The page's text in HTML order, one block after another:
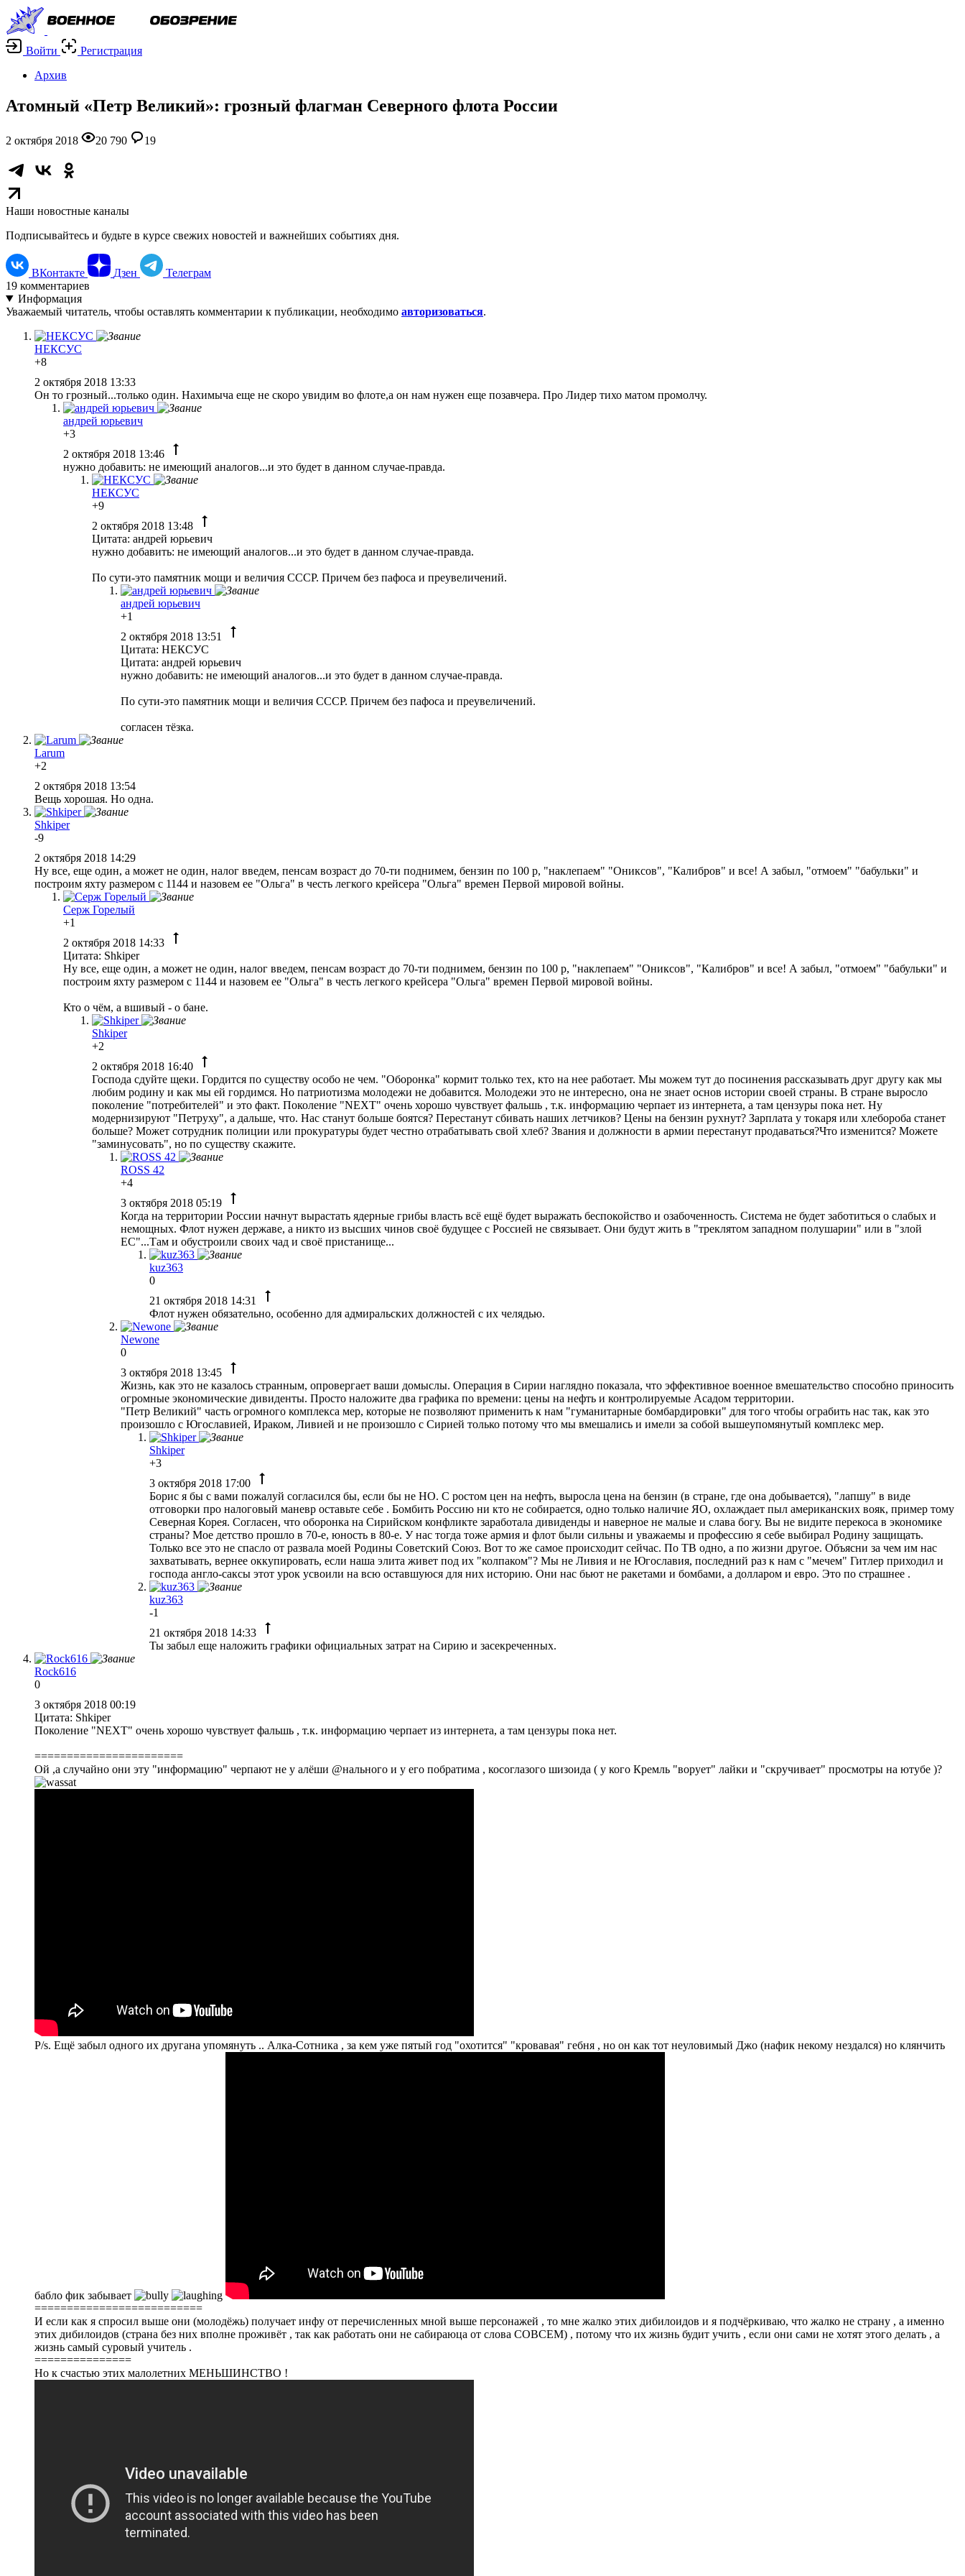
Войти
Регистрация
Архив
Атомный «Петр Великий»: грозный флагман Северного флота России
2 октября 2018 20 790 19
Наши новостные каналы
Подписывайтесь и будьте в курсе свежих новостей и важнейших событиях дня.
ВКонтакте Дзен
Телеграм
19 комментариев
Информация
Уважаемый читатель, чтобы оставлять комментарии к публикации, необходимо авторизоваться.
НЕКСУС
+8
2 октября 2018 13:33
Он то грозный...только один. Нахимыча еще не скоро увидим во флоте,а он нам нужен еще позавчера. Про Лидер тихо матом промолчу.
андрей юрьевич
+3
2 октября 2018 13:46
нужно добавить: не имеющий аналогов...и это будет в данном случае-правда.
НЕКСУС
+9
2 октября 2018 13:48
Цитата: андрей юрьевич
нужно добавить: не имеющий аналогов...и это будет в данном случае-правда.
По сути-это памятник мощи и величия СССР. Причем без пафоса и преувеличений.
андрей юрьевич
+1
2 октября 2018 13:51
Цитата: НЕКСУС
Цитата: андрей юрьевич
нужно добавить: не имеющий аналогов...и это будет в данном случае-правда.
По сути-это памятник мощи и величия СССР. Причем без пафоса и преувеличений.
согласен тёзка.
Larum
+2
2 октября 2018 13:54
Вещь хорошая. Но одна.
Shkiper
-9
2 октября 2018 14:29
Ну все, еще один, а может не один, налог введем, пенсам возраст до 70-ти поднимем, бензин по 100 р, "наклепаем" "Ониксов", "Калибров" и все! А забыл, "отмоем" "бабульки" и
построим яхту размером с 1144 и назовем ее "Ольга" в честь легкого крейсера "Ольга" времен Первой мировой войны.
Серж Горелый
+1
2 октября 2018 14:33
Цитата: Shkiper
Ну все, еще один, а может не один, налог введем, пенсам возраст до 70-ти поднимем, бензин по 100 р, "наклепаем" "Ониксов", "Калибров" и все! А забыл, "отмоем" "бабульки" и
построим яхту размером с 1144 и назовем ее "Ольга" в честь легкого крейсера "Ольга" времен Первой мировой войны.
Кто о чём, а вшивый - о бане.
Shkiper
+2
2 октября 2018 16:40
Господа сдуйте щеки. Гордится по существу особо не чем. "Оборонка" кормит только тех, кто на нее работает. Мы можем тут до посинения рассказывать друг другу как мы
любим родину и как мы ей гордимся. Но патриотизма молодежи не добавится. Молодежи это не интересно, она не знает основ истории своей страны. В стране выросло
поколение "потребителей" и это факт. Поколение "NEXT" очень хорошо чувствует фальшь , т.к. информацию черпает из интернета, а там цензуры пока нет. Ну
модернизируют "Петруху", а дальше, что. Нас станут больше боятся? Перестанут сбивать наших летчиков? Цены на бензин рухнут? Зарплата у токаря или хлебороба станет
больше? Может сотрудник полиции или прокуратуры будет честно отрабатывать свой хлеб? Звания и должности в армии перестанут продаваться?Что изменится? Можете
"заминусовать", но по существу скажите.
ROSS 42
+4
3 октября 2018 05:19
Когда на территории России начнут вырастать ядерные грибы власть всё ещё будет выражать беспокойство и озабоченность. Система не будет заботиться о слабых и
немощных. Флот нужен державе, а никто из высших чинов своё будущее с Россией не связывает. Они будут жить в "треклятом западном полушарии" или в "злой
ЕС"...Там и обустроили своих чад и своё пристанище...
kuz363
0
21 октября 2018 14:31
Флот нужен обязательно, особенно для адмиральских должностей с их челядью.
Newone
0
3 октября 2018 13:45
Жизнь, как это не казалось странным, опровергает ваши домыслы. Операция в Сирии наглядно показала, что эффективное военное вмешательство способно приносить
огромные экономические дивиденты. Просто наложите два графика по времени: цены на нефть и контролируемые Асадом территории.
"Петр Великий" часть огромного комплекса мер, которые не позволяют применить к нам "гуманитарные бомбардировки" для того чтобы ограбить нас так, как это
произошло с Югославией, Ираком, Ливией и не произошло с Сирией только потому что мы вмешались и имели за собой вышеупомянутый комплекс мер.
Shkiper
+3
3 октября 2018 17:00
Борис я бы с вами пожалуй согласился бы, если бы не НО. С ростом цен на нефть, выросла цена на бензин (в стране, где она добывается), "лапшу" в виде
отговорки про налоговый маневр оставьте себе . Бомбить Россию ни кто не собирается, одно только наличие ЯО, охлаждает пыл американских вояк, пример тому
Северная Корея. Согласен, что оборонка на Сирийском конфликте заработала дивиденды и наверное не малые и слава богу. Вы не видите перекоса в экономике
страны? Мое детство прошло в 70-е, юность в 80-е. У нас тогда тоже армия и флот были сильны и уважаемы и профессию я себе выбирал Родину защищать.
Только все это не спасло от развала моей Родины Советский Союз. Вот то же самое происходит сейчас. По ТВ одно, а по жизни другое. Объясни за чем им нас
захватывать, вернее оккупировать, если наша элита живет под их "колпаком"? Мы не Ливия и не Югославия, последний раз к нам с "мечем" Гитлер приходил и
господа англо-саксы этот урок усвоили на всю оставшуюся для них историю. Они нас бьют не ракетами и бомбами, а долларом и евро. Это по страшнее .
kuz363
-1
21 октября 2018 14:33
Ты забыл еще наложить графики официальных затрат на Сирию и засекреченных.
Rock616
0
3 октября 2018 00:19
Цитата: Shkiper
Поколение "NEXT" очень хорошо чувствует фальшь , т.к. информацию черпает из интернета, а там цензуры пока нет.
=======================
Ой ,а случайно они эту "информацию" черпают не у алёши @нального и у его побратима , косоглазого шизоида ( у кого Кремль "ворует" лайки и "скручивает" просмотры на ютубе )?
P/s. Ещё забыл одного их другана упомянуть .. Алка-Сотника , за кем уже пятый год "охотится" "кровавая" гебня , но он как тот неуловимый Джо (нафик некому нездался) но клянчить
бабло фик забывает
==========================
И если как я спросил выше они (молодёжь) получает инфу от перечисленных мной выше персонажей , то мне жалко этих дибилоидов и я подчёркиваю, что жалко не страну , а именно
этих дибилоидов (страна без них вполне проживёт , так как работать они не сабираюца от слова СОВСЕМ) , потому что их жизнь будит учить , если они сами не хотят этого делать , а
жизнь самый суровый учитель .
===============
Но к счастью этих малолетних МЕНЬШИНСТВО !